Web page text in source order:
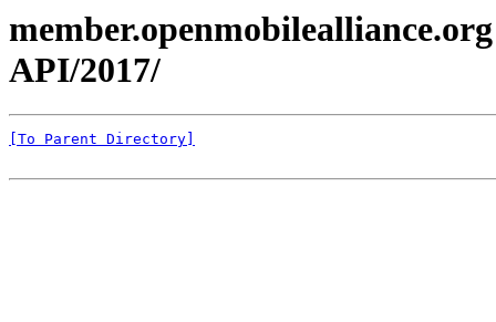
API/2017/
[To Parent Directory]